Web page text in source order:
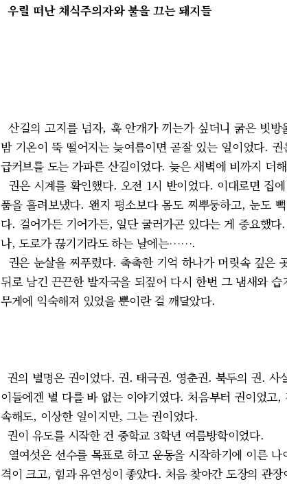
우릴 떠난 채식주의자와 불을 끄는 돼지들
산길의 고지를 넘자, 훅 안개가 끼는가 싶더니 굵은 빗
밤 기온이 뚝 떨어지는 늦여름이면 곧잘 있는 일이었다.
급커브를 도는 가파른 산길이었다. 늦은 새벽에 비까지 더
권은 시계를 확인했다. 오전 1시 반이었다. 이대로면 집
품을 흘려보냈다. 왠지 평소보다 몸도 찌뿌둥하고, 눈도
다. 걸어가든 기어가든, 일단 굴러가곤 있다는 게 중요했
나, 도로가 끊기기라도 하는 날에는…….
권은 눈살을 찌푸렸다. 축축한 기억 하나가 머릿속 깊은
뒤로 남긴 끈끈한 발자국을 되짚어 다시 한번 그 냄새와
무게에 익숙해져 있었을 뿐이란 걸 깨달았다.
권의 별명은 권이었다. 권. 태극권. 영춘권. 북두의 권.
이들에겐 별 다를 바 없는 이야기였다. 처음부터 권이었
속해도, 이상한 일이지만, 그는 권이었다.
권이 유도를 시작한 건 중학교 3학년 여름방학이었다.
열여섯은 선수를 목표로 하고 운동을 시작하기에 이른
격이 크고, 힘과 유연성이 좋았다. 처음 찾아간 도장의 관